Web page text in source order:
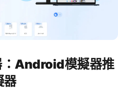
：Android模擬器推
器